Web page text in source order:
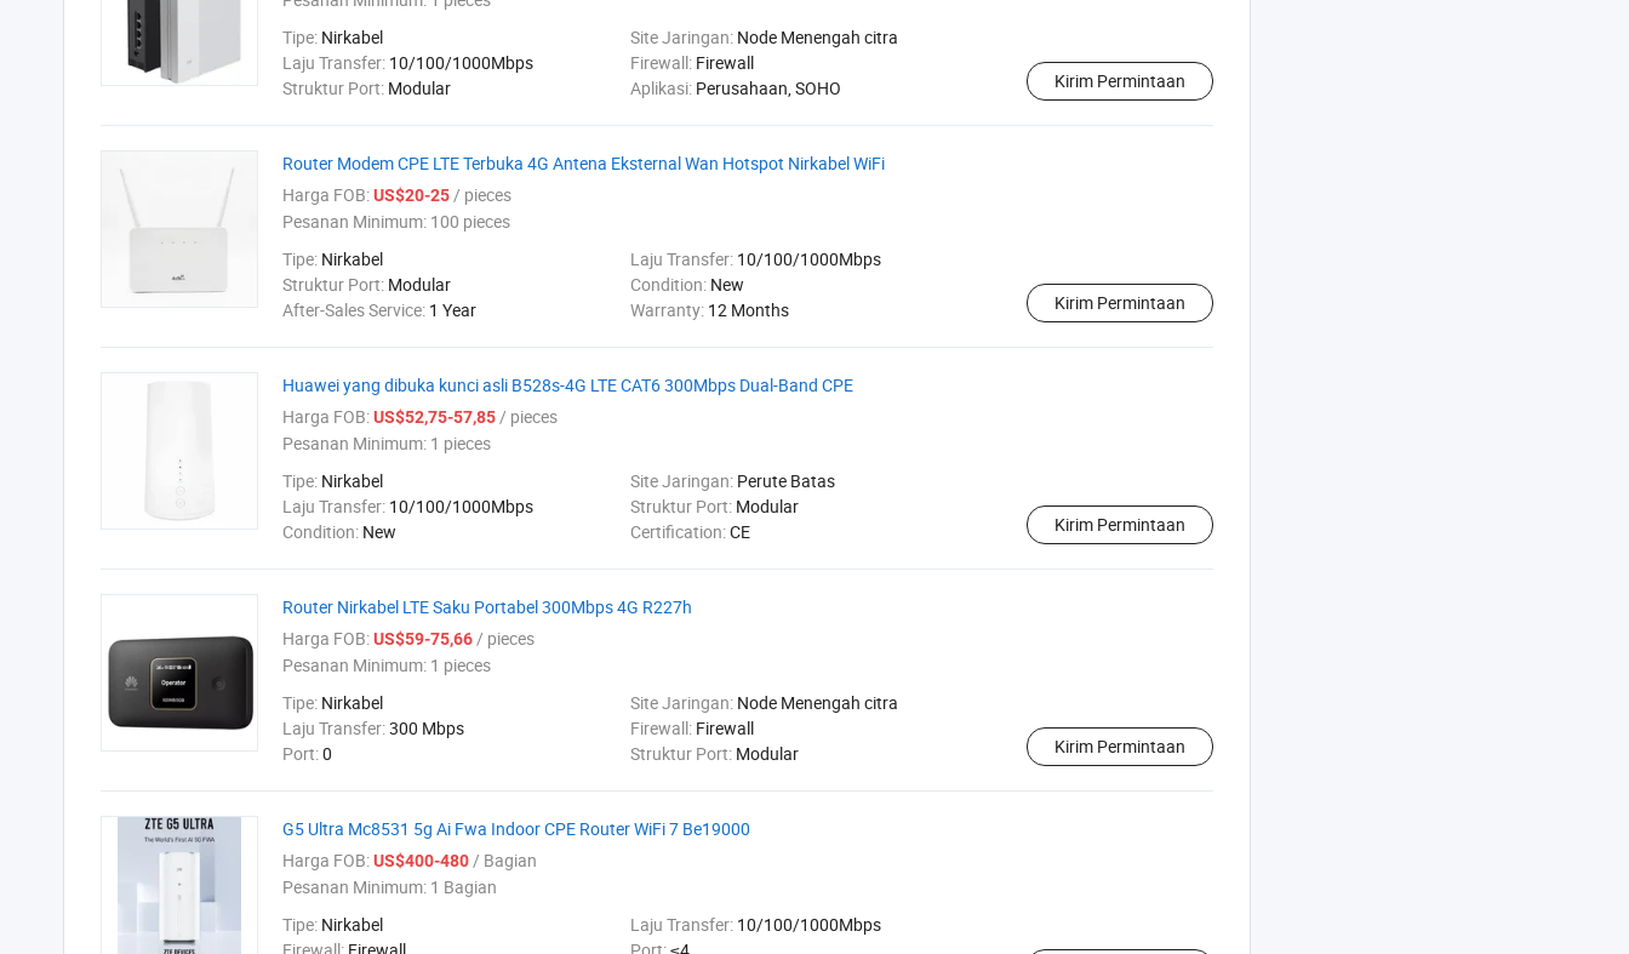
Tipe: Nirkabel Site Jaringan: Node Menengah citra
Laju Transfer: 10/100/1000Mbps Firewall: Firewall
Struktur Port: Modular Aplikasi: Perusahaan, SOHO Kirim Permintaan
Router Modem CPE LTE Terbuka 4G Antena Eksternal Wan Hotspot Nirkabel WiFi
Harga FOB:US$20-25/ pieces
Pesanan Minimum: 100 pieces
Tipe: Nirkabel Laju Transfer: 10/100/1000Mbps
Struktur Port: Modular Condition: New
After-Sales Service: 1 Year Warranty: 12 Months Kirim Permintaan
Huawei yang dibuka kunci asli B528s-4G LTE CAT6 300Mbps Dual-Band CPE
Harga FOB:US$52,75-57,85/ pieces
Pesanan Minimum: 1 pieces
Tipe: Nirkabel Site Jaringan: Perute Batas
Laju Transfer: 10/100/1000Mbps Struktur Port: Modular
Condition: New Certification:CE Kirim Permintaan
Router Nirkabel LTE Saku Portabel 300Mbps 4G R227h
Harga FOB:US$59-75,66/ pieces
Pesanan Minimum: 1 pieces
Tipe: Nirkabel Site Jaringan: Node Menengah citra
Laju Transfer:300 Mbps Firewall: Firewall
Port:0 Struktur Port: Modular Kirim Permintaan
G5 Ultra Mc8531 5g Ai Fwa Indoor CPE Router WiFi 7 Be19000
Harga FOB:US$400-480/ Bagian
Pesanan Minimum: 1 Bagian
Tipe: Nirkabel Laju Transfer: 10/100/1000Mbps